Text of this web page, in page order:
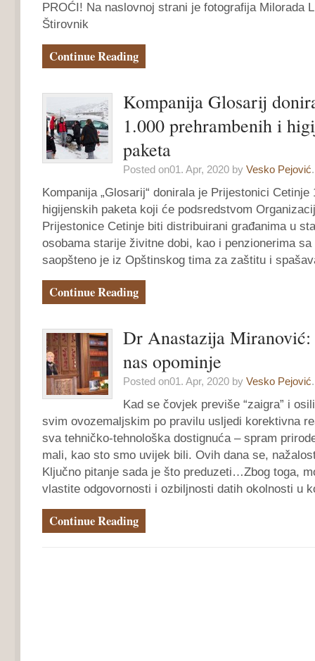
PROĆI! Na naslovnoj strani je fotografija Milorada
Štirovnik
Continue Reading
Kompanija Glosarij
1.000 prehrambenih i
paketa
Posted on01. Apr, 2020 by Vesko Pejović.
Kompanija „Glosarij“ donirala je Prijestonici Cetinje
higijenskih paketa koji će podsredstvom
Prijestonice Cetinje biti distribuirani građanima u
osobama starije živitne dobi, kao i penzionerima
saopšteno je iz Opštinskog tima za zaštitu i
Continue Reading
Dr Anastazija
nas opominje
Posted on01. Apr, 2020 by Vesko Pejović.
Kad se čovjek previše “zaigra” i
svim ovozemaljskim po pravilu usljedi korektivna
sva tehničko-tehnološka dostignuća – spram
mali, kao sto smo uvijek bili. Ovih dana se,
Ključno pitanje sada je što preduzeti…Zbog toga,
vlastite odgovornosti i ozbiljnosti datih okolnosti u
Continue Reading